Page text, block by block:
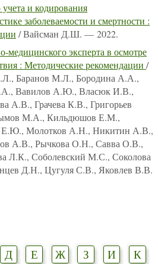
и кодирования
заболеваемости и смертности :
/ Вайсман Д.Ш. — 2022.
медицинского эксперта в осмотре
: Методические рекомендации /
Баранов М.Л., Бородина А.А.,
Вавилов А.Ю., Власюк И.В.,
А.В., Грачева К.В., Григорьев
М.А., Кильдюшов Е.М.,
Молотков А.Н., Никитин А.В.,
А.В., Рычкова О.Н., Савва О.В.,
Л.К., Соболевский М.С., Соколова
Д.Н., Цугуля С.В., Яковлев В.В.
Д Е Ж З И
К